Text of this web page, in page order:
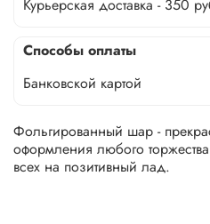
Курьерская доставка - 350
Способы оплаты
Банковской картой
Фольгированный шар -
оформления любого
всех на позитивный лад.